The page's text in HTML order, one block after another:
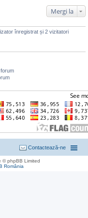
Mergi la
înregistrat și 2 vizitatori
Contactează-ne
© phpBB Limited
România